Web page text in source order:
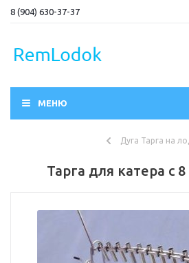
8 (904) 630-37-37
МЕНЮ
Дуга Тарга на
Тарга для катера с